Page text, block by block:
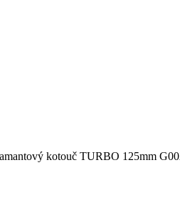
kotouč TURBO 125mm